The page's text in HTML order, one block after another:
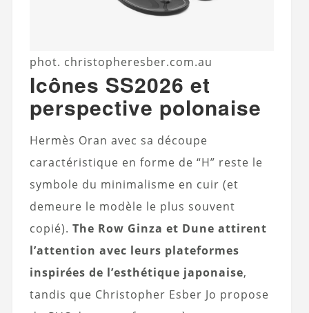
phot. christopheresber.com.au
Icônes SS2026 et
perspective polonaise
Hermès Oran avec sa découpe
caractéristique en forme de “H” reste le
symbole du minimalisme en cuir (et
demeure le modèle le plus souvent
copié). The Row Ginza et Dune attirent
l’attention avec leurs plateformes
inspirées de l’esthétique japonaise,
tandis que Christopher Esber Jo propose